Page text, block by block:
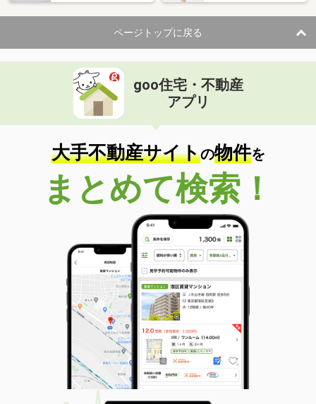
ページトップに戻る
goo住宅・不動産
アプリ
大手不動産サイトの物件を
まとめて検索！